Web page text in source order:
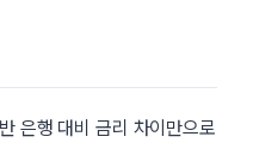
은행 대비 금리 차이만으로